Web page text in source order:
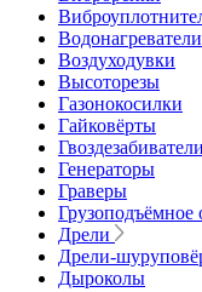
Водонагреватели
Воздуходувки
Высоторезы
Газонокосилки
Гайковёрты
Гвоздезабиватели
Генераторы
Граверы
Грузоподъёмное
Дрели
Дрели-
Дыроколы